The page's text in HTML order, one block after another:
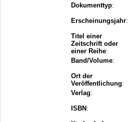
Dokumenttyp:
Erscheinungsjahr:
Titel einer
Zeitschrift oder
einer Reihe:
Band/Volume:
Ort der
Veröffentlichung:
Verlag:
ISBN :